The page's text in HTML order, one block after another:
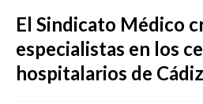
El Sindicato Médico
especialistas en los
hospitalarios de Cádiz